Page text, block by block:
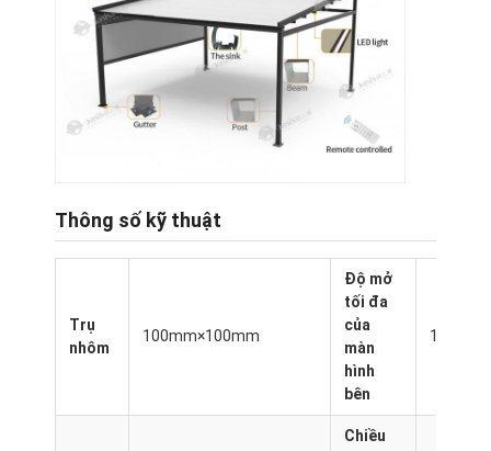
Sản phẩm
Thông số kỹ thuật
Trụ
nhôm
100mm×100mm
Độ mở
tối đa
của
màn
hình
bên
10M
Chiều